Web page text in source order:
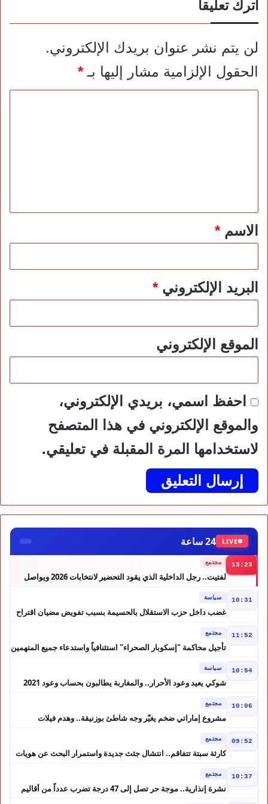
اترك تعليقاً
لن يتم نشر عنوان بريدك الإلكتروني.
الحقول الإلزامية مشار إليها بـ*
*الاسم*
البريد الإلكتروني*
الموقع الإلكتروني
احفظ اسمي، بريدي الإلكتروني،
والموقع الإلكتروني في هذا المتصفح
لاستخدامها المرة المقبلة في تعليقي.
LIVE 24 ساعة
13:23 مجتمع
لفتيت.. رجل الداخلية الذي يقود التحضير لانتخابات 2026 ويواصل
10:31 سياسة
غضب داخل حزب الاستقلال بالحسيمة بسبب تفويض مضيان اقتراح
11:52 مجتمع
تأجيل محاكمة "إسكوبار الصحراء" استئنافياً واستدعاء جميع المتهمين
10:54 سياسة
شوكي يعيد وعود الأحرار.. والمغاربة يطالبون بحساب وعود 2021
10:06 مجتمع
مشروع إماراتي ضخم يغيّر وجه شاطئ بوزنيقة.. وهدم فيلات
09:52 مجتمع
كارثة سبتة تتفاقم.. انتشال جثث جديدة واستمرار البحث عن هويات
10:37 مجتمع
نشرة إنذارية.. موجة حر تصل إلى 47 درجة تضرب عدداً من أقاليم